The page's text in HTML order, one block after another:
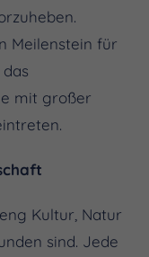
Meilenstein für
mit großer
Kultur, Natur
sind. Jede